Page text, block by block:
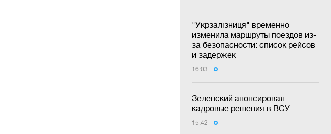
"Укрзалізниця" временно
изменила маршруты поездов из-
за безопасности: список рейсов
и задержек
16:03
Зеленский анонсировал
кадровые решения в ВСУ
15:42